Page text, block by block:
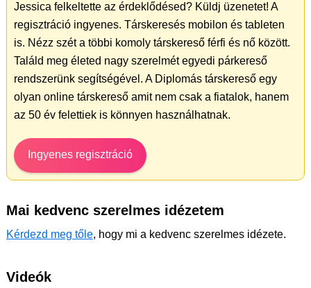
Jessica felkeltette az érdeklődésed? Küldj üzenetet! A
regisztráció ingyenes. Társkeresés mobilon és tableten
is. Nézz szét a többi komoly társkereső férfi és nő között.
Találd meg életed nagy szerelmét egyedi párkereső
rendszerünk segítségével. A Diplomás társkereső egy
olyan online társkereső amit nem csak a fiatalok, hanem
az 50 év felettiek is könnyen használhatnak.
Ingyenes regisztráció
Mai kedvenc szerelmes idézetem
Kérdezd meg tőle, hogy mi a kedvenc szerelmes idézete.
Videók